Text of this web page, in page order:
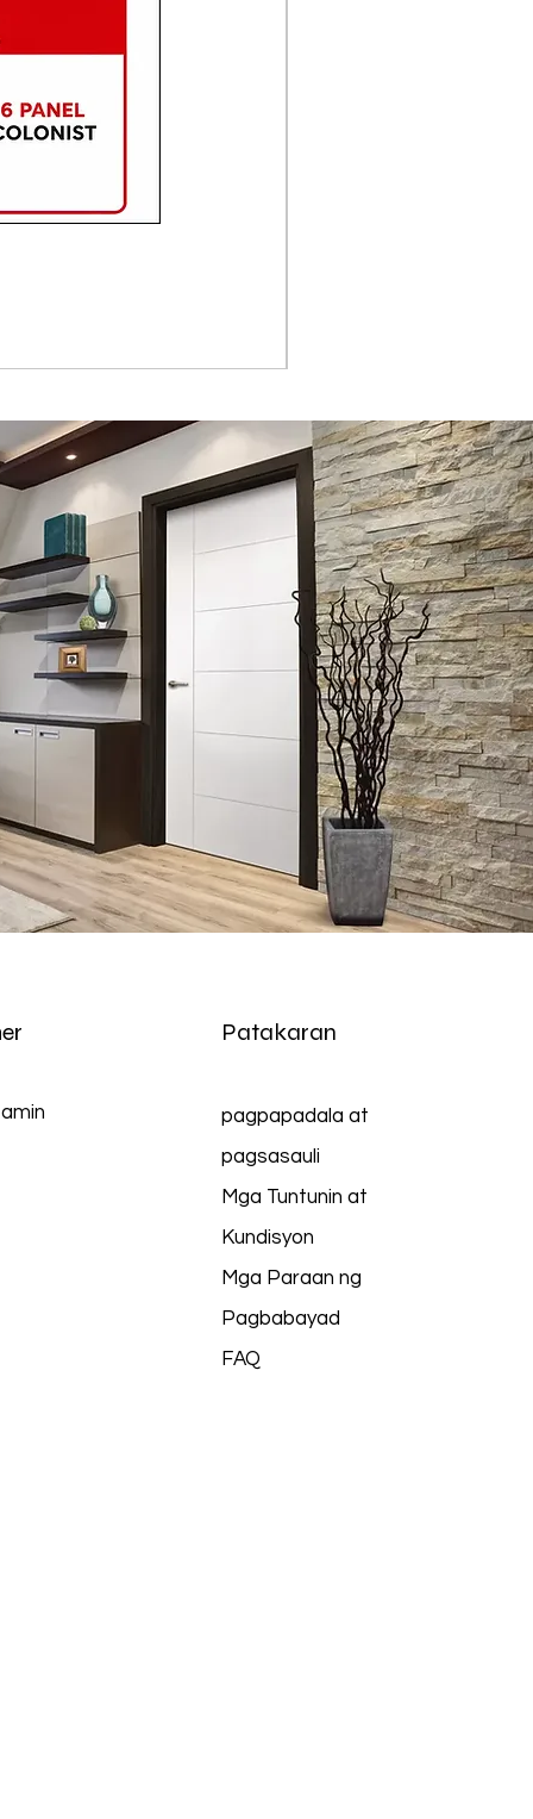
Patakaran
pagpapadala at
pagsasauli
Mga Tuntunin at
Kundisyon
Mga Paraan ng
Pagbabayad
FAQ